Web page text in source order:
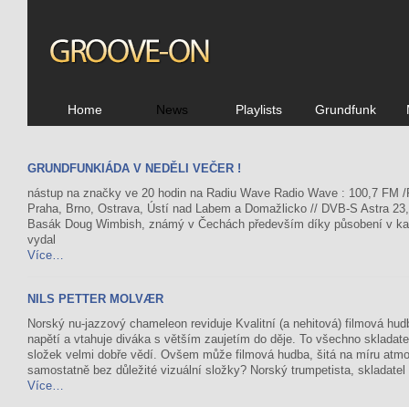
Home News Playlists Grundfunk
GRUNDFUNKIÁDA V NEDĚLI VEČER !
nástup na značky ve 20 hodin na Radiu Wave Radio Wave : 100,7 FM
Praha, Brno, Ostrava, Ústí nad Labem a Domažlicko // DVB-S Astra
Basák Doug Wimbish, známý v Čechách především díky působení v
vydal
Více…
NILS PETTER MOLVÆR
Norský nu-jazzový chameleon reviduje Kvalitní (a nehitová) filmová
napětí a vtahuje diváka s větším zaujetím do děje. To všechno
složek velmi dobře vědí. Ovšem může filmová hudba, šitá na míru
samostatně bez důležité vizuální složky? Norský trumpetista,
Více…